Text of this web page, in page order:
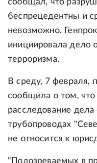
сообщал, что
беспрецедентны и
невозможно.
инициировала дело
терроризма.
В среду, 7 февраля,
сообщила о том,
расследование дела
трубопроводах
не относится к
"Подозреваемых в